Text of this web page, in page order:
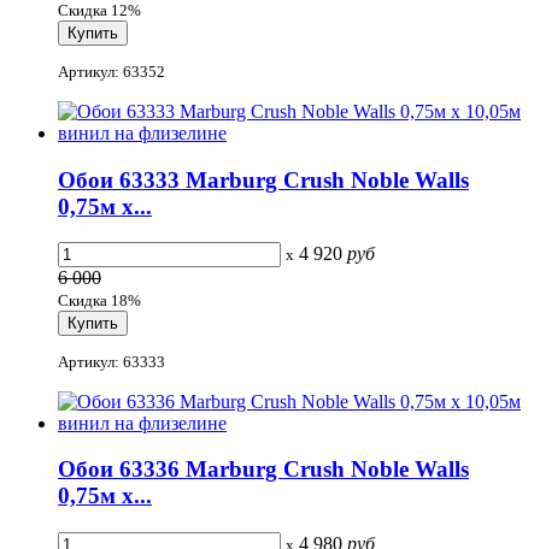
Скидка 12%
Артикул: 63352
Обои 63333 Marburg Crush Noble Walls
0,75м x...
x 4 920 руб
6 000
Скидка 18%
Артикул: 63333
Обои 63336 Marburg Crush Noble Walls
0,75м x...
x 4 980 руб